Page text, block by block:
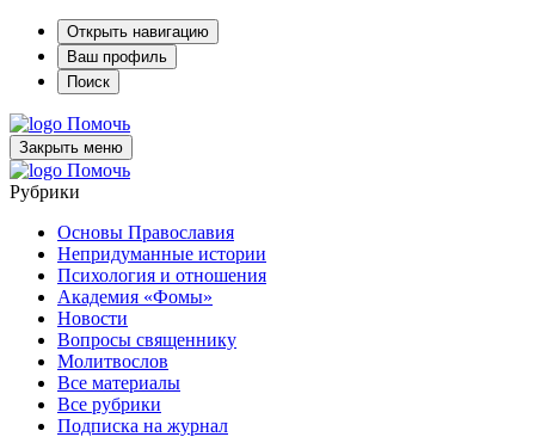
Открыть навигацию
Ваш профиль
Поиск
Помочь
Закрыть меню
Помочь
Рубрики
Основы Православия
Непридуманные истории
Психология и отношения
Академия «Фомы»
Новости
Вопросы священнику
Молитвослов
Все материалы
Все рубрики
Подписка на журнал